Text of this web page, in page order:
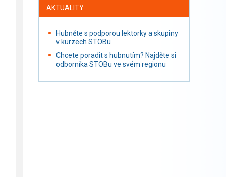
AKTUALITY
Hubněte s podporou lektorky a skupiny
v kurzech STOBu
Chcete poradit s hubnutím? Najděte si
odborníka STOBu ve svém regionu